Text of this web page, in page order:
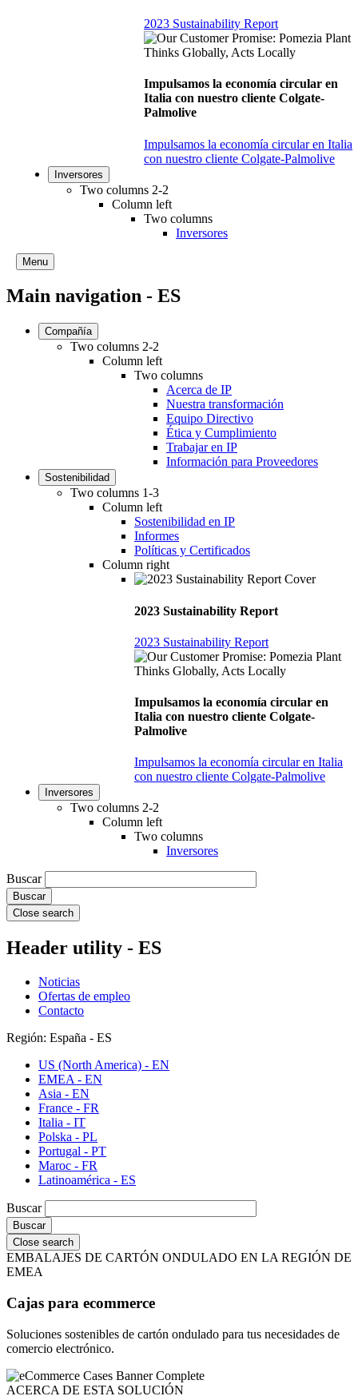
2023 Sustainability Report
Impulsamos la economía circular en
Italia con nuestro cliente Colgate-
Palmolive
Impulsamos la economía circular en Italia
con nuestro cliente Colgate-Palmolive
Inversores
Two columns 2-2
Column left
Two columns
Inversores
Menu
Main navigation - ES
Compañía
Two columns 2-2
Column left
Two columns
Acerca de IP
Nuestra transformación
Equipo Directivo
Ética y Cumplimiento
Trabajar en IP
Información para Proveedores
Sostenibilidad
Two columns 1-3
Column left
Sostenibilidad en IP
Informes
Políticas y Certificados
Column right
2023 Sustainability Report
2023 Sustainability Report
Impulsamos la economía circular en
Italia con nuestro cliente Colgate-
Palmolive
Impulsamos la economía circular en Italia
con nuestro cliente Colgate-Palmolive
Inversores
Two columns 2-2
Column left
Two columns
Inversores
Buscar
Close search
Header utility - ES
Noticias
Ofertas de empleo
Contacto
Región: España - ES
US (North America) - EN
EMEA - EN
Asia - EN
France - FR
Italia - IT
Polska - PL
Portugal - PT
Maroc - FR
Latinoamérica - ES
Buscar
Close search
EMBALAJES DE CARTÓN ONDULADO EN LA REGIÓN DE
EMEA
Cajas para ecommerce
Soluciones sostenibles de cartón ondulado para tus necesidades de
comercio electrónico.
ACERCA DE ESTA SOLUCIÓN